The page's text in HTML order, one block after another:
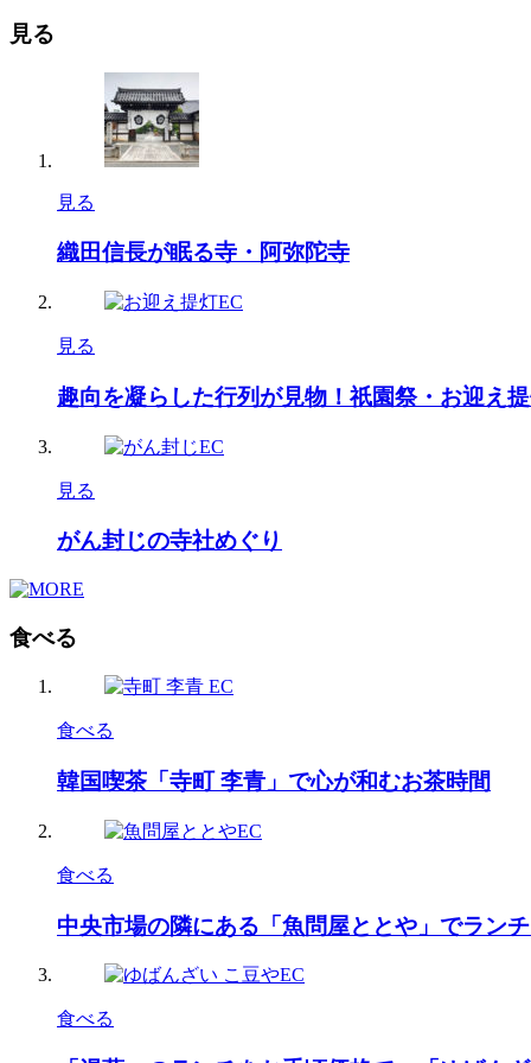
見る
見る
織田信長が眠る寺・阿弥陀寺
見る
趣向を凝らした行列が見物！祇園祭・お迎え
見る
がん封じの寺社めぐり
食べる
食べる
韓国喫茶「寺町 李青」で心が和むお茶時間
食べる
中央市場の隣にある「魚問屋ととや」でラン
食べる